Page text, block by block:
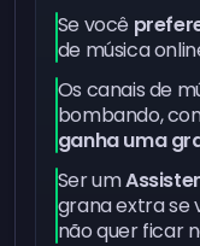
Se você
de música
Os canais de
bombando,
ganha uma
Ser um
grana extra se
não quer ficar